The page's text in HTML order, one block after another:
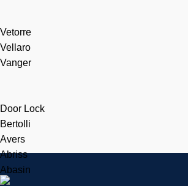
Vetorre
Vellaro
Vanger
Door Lock
Bertolli
Avers
Abriss
Abasin